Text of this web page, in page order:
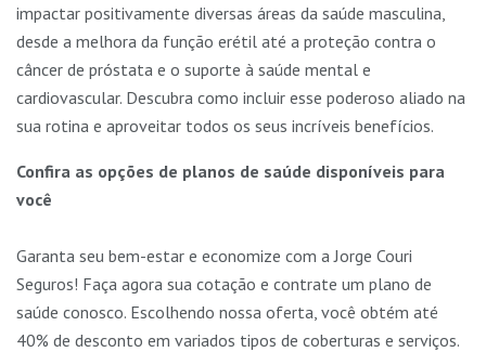
impactar positivamente diversas áreas da saúde masculina,
desde a melhora da função erétil até a proteção contra o
câncer de próstata e o suporte à saúde mental e
cardiovascular. Descubra como incluir esse poderoso aliado na
sua rotina e aproveitar todos os seus incríveis benefícios.
Confira as opções de planos de saúde disponíveis para
você
Garanta seu bem-estar e economize com a Jorge Couri
Seguros! Faça agora sua cotação e contrate um plano de
saúde conosco. Escolhendo nossa oferta, você obtém até
40% de desconto em variados tipos de coberturas e serviços.